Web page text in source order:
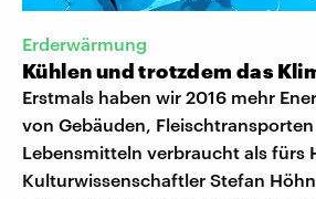
Erderwärmung
Kühlen und trotzdem das
Erstmals haben wir 2016 mehr
von Gebäuden,
Lebensmitteln verbraucht als fürs
Kulturwissenschaftler Stefan